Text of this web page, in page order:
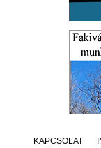
KAPCSOLAT